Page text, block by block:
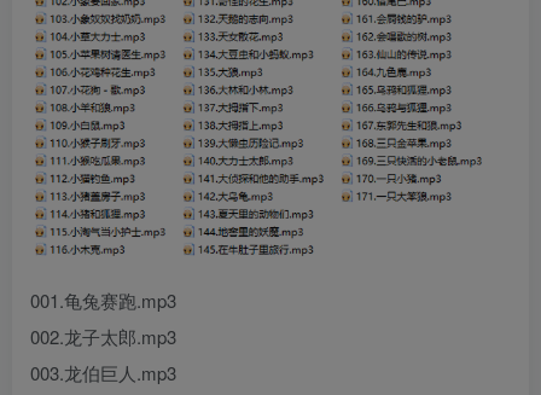
001.龟兔赛跑.mp3
002.龙子太郎.mp3
003.龙伯巨人.mp3